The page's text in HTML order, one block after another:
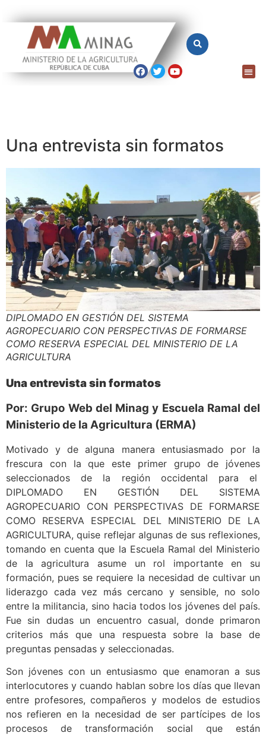
Una entrevista sin formatos
DIPLOMADO EN GESTIÓN DEL SISTEMA
AGROPECUARIO CON PERSPECTIVAS DE FORMARSE
COMO RESERVA ESPECIAL DEL MINISTERIO DE LA
AGRICULTURA
Una entrevista sin formatos
Por: Grupo Web del Minag y Escuela Ramal del
Ministerio de la Agricultura (ERMA)
Motivado y de alguna manera entusiasmado por la
frescura con la que este primer grupo de jóvenes
seleccionados de la región occidental para el
DIPLOMADO EN GESTIÓN DEL SISTEMA
AGROPECUARIO CON PERSPECTIVAS DE FORMARSE
COMO RESERVA ESPECIAL DEL MINISTERIO DE LA
AGRICULTURA, quise reflejar algunas de sus reflexiones,
tomando en cuenta que la Escuela Ramal del Ministerio
de la agricultura asume un rol importante en su
formación, pues se requiere la necesidad de cultivar un
liderazgo cada vez más cercano y sensible, no solo
entre la militancia, sino hacia todos los jóvenes del país.
Fue sin dudas un encuentro casual, donde primaron
criterios más que una respuesta sobre la base de
preguntas pensadas y seleccionadas.
Son jóvenes con un entusiasmo que enamoran a sus
interlocutores y cuando hablan sobre los días que llevan
entre profesores, compañeros y modelos de estudios
nos refieren en la necesidad de ser partícipes de los
procesos de transformación social que están